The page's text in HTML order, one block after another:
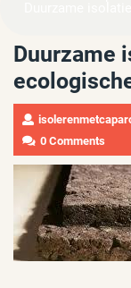
Duurzame
0 Comments